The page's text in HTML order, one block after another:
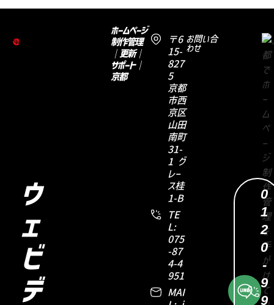
ウ
ェ
ビ
デ
ホームページ
制作管理
｜更新｜
サポート｜
京都
〒6
15-
827
5
京都
市西
京区
山田
南町
31-
1 グ
レー
ス桂
1-B
TE
L:
075
-87
4-4
951
MAI
お問い合
わせ
0
1
2
0
-
9
9